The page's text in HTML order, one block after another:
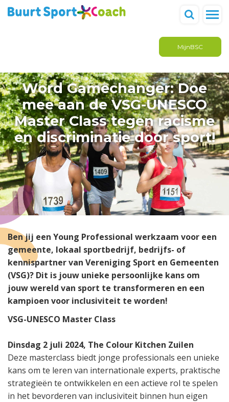
MijnBSC
Word Gamechanger: Doe
mee aan de VSG-UNESCO
Master Class tegen racisme
en discriminatie door sport!
Ben jij een Young Professional werkzaam voor een
gemeente, lokaal sportbedrijf, bedrijfs- of
kennispartner van Vereniging Sport en Gemeenten
(VSG)? Dit is jouw unieke persoonlijke kans om
jouw wereld van sport te transformeren en een
kampioen voor inclusiviteit te worden!
VSG-UNESCO Master Class
Dinsdag 2 juli 2024, The Colour Kitchen Zuilen
Deze masterclass biedt jonge professionals een unieke
kans om te leren van internationale experts, praktische
strategieën te ontwikkelen en een actieve rol te spelen
in het bevorderen van inclusiviteit binnen hun eigen